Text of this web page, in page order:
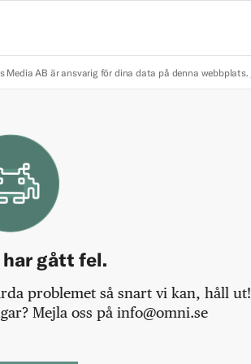
Media AB är ansvarig för dina data på denna webbplats.
gått fel.
problemet så snart vi kan, håll ut!
Mejla oss på info@omni.se